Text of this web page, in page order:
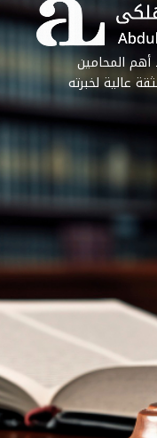
أهم المحامين
عالية لخبرته